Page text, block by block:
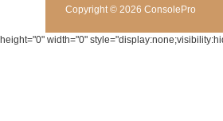
Copyright © 2026 ConsolePro
height="0" width="0"